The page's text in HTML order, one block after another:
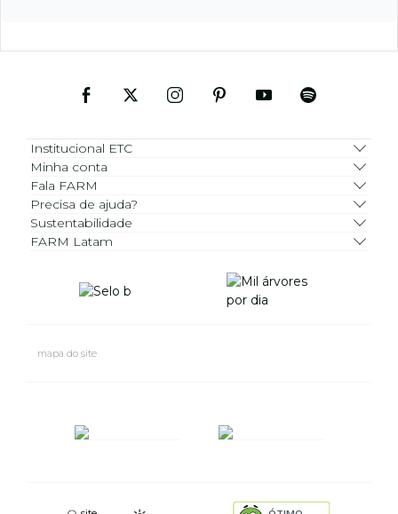
Institucional ETC
Minha conta
Fala FARM
Precisa de ajuda?
Sustentabilidade
FARM Latam
mapa do site